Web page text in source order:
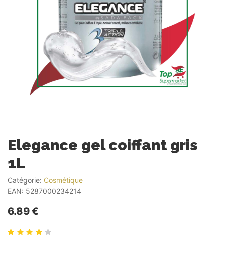
Elegance gel coiffant gris
1L
Catégorie: Cosmétique
EAN: 5287000234214
6.89 €